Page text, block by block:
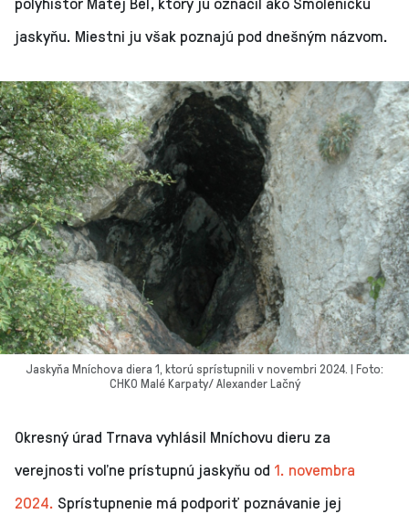
jaskyňu. Miestni ju však poznajú pod dnešným názvom.
Jaskyňa Mníchova diera 1, ktorú sprístupnili v novembri 2024. | Foto:
CHKO Malé Karpaty/ Alexander Lačný
Okresný úrad Trnava vyhlásil Mníchovu dieru za
verejnosti voľne prístupnú jaskyňu od 1. novembra
2024. Sprístupnenie má podporiť poznávanie jej